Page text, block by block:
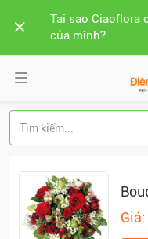
Tại sao Ciaoflora
của mình?